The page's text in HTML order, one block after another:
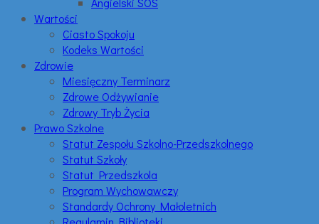
Wartości
Ciasto Spokoju
Kodeks Wartości
Zdrowie
Miesięczny Terminarz
Zdrowe Odżywianie
Zdrowy Tryb Życia
Prawo Szkolne
Statut Zespołu Szkolno-Przedszkolnego
Statut Szkoły
Statut Przedszkola
Program Wychowawczy
Standardy Ochrony Małoletnich